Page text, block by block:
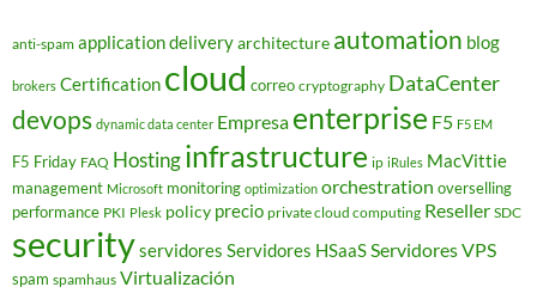
anti-spam application deliveryarchitecture automation blog
brokers Certification cloud correo cryptography DataCenter
devops dynamic data center Empresa enterprise F5 F5 EM
F5 Friday FAQ Hostinginfrastructure ip iRules MacVittie
management Microsoft monitoring optimization orchestration overselling
performance PKI Plesk policy precio private cloud computing Reseller SDC
securityservidores Servidores HSaaSServidores VPS
spam spamhaus Virtualización